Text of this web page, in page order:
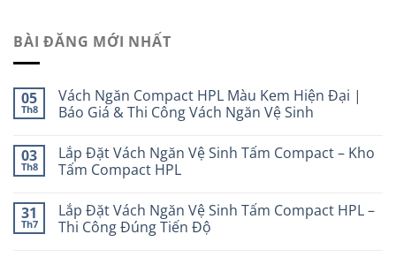
BÀI ĐĂNG MỚI NHẤT
05
Th8
Vách Ngăn Compact HPL Màu Kem Hiện Đại |
Báo Giá & Thi Công Vách Ngăn Vệ Sinh
03
Th8
Lắp Đặt Vách Ngăn Vệ Sinh Tấm Compact – Kho
Tấm Compact HPL
31
Th7
Lắp Đặt Vách Ngăn Vệ Sinh Tấm Compact HPL –
Thi Công Đúng Tiến Độ